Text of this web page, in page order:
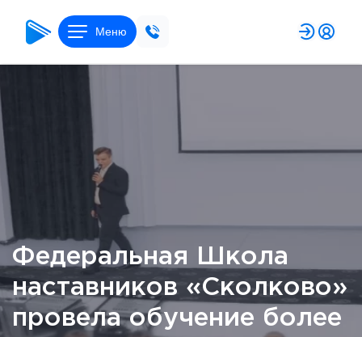
Меню
Федеральная Школа
наставников «Сколково»
провела обучение более